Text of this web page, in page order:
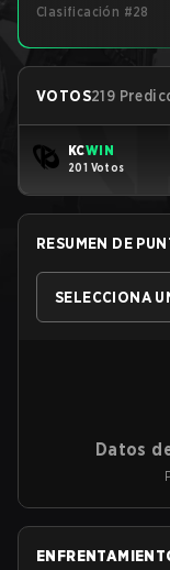
Clasificación #28
VOTOS219
KCWIN
201 Votos
RESUMEN DE
SELECCIONA
Datos